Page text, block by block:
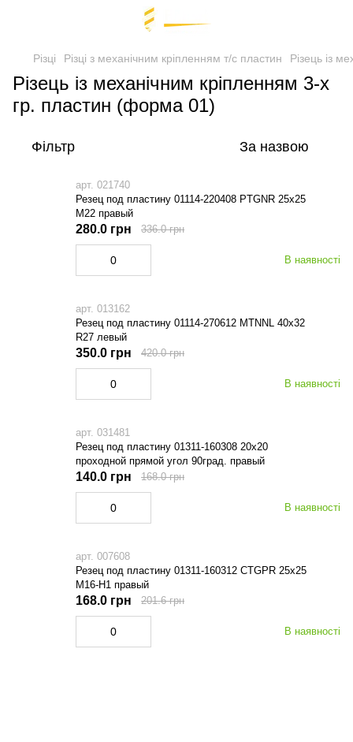
Різці Різці з механічним кріпленням т/с пластин Різець із
Різець із механічним кріпленням 3-х
гр. пластин (форма 01)
Фільтр За назвою
арт. 021740
Резец под пластину 01114-220408 PTGNR 25х25
М22 правый
В наявності
280.0 грн 336.0 грн
арт. 013162
Резец под пластину 01114-270612 MTNNL 40х32
R27 левый
В наявності
350.0 грн 420.0 грн
арт. 031481
Резец под пластину 01311-160308 20х20
проходной прямой угол 90град. правый
В наявності
140.0 грн 168.0 грн
арт. 007608
Резец под пластину 01311-160312 CTGPR 25х25
M16-Н1 правый
В наявності
168.0 грн 201.6 грн